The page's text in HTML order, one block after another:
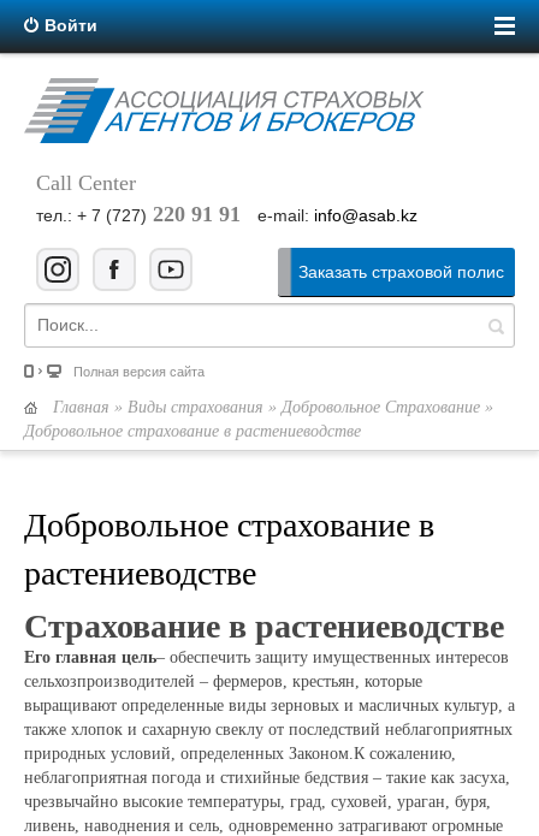
Войти
Call Center
тел.: + 7 (727) 220 91 91 e-mail: info@asab.kz
Заказать страховой полис
Полная версия сайта
Главная » Виды страхования » Добровольное Страхование »
Добровольное страхование в растениеводстве
Добровольное страхование в
растениеводстве
Страхование в растениеводстве
Его главная цель– обеспечить защиту имущественных интересов
сельхозпроизводителей – фермеров, крестьян, которые
выращивают определенные виды зерновых и масличных культур, а
также хлопок и сахарную свеклу от последствий неблагоприятных
природных условий, определенных Законом.К сожалению,
неблагоприятная погода и стихийные бедствия – такие как засуха,
чрезвычайно высокие температуры, град, суховей, ураган, буря,
ливень, наводнения и сель, одновременно затрагивают огромные